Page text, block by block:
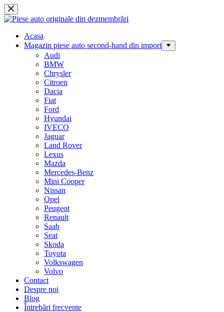
Sari
la
Acasa
Magazin piese auto second-hand din import
Audi
BMW
Chrysler
Citroen
Dacia
Fiat
Ford
Hyundai
IVECO
Jaguar
Land Rover
Lexus
Mazda
Mercedes-Benz
Mini Cooper
Nissan
Opel
Peugeot
Renault
Saab
Seat
Skoda
Toyota
Volkswagen
Volvo
Contact
Despre noi
Blog
Întrebări frecvente